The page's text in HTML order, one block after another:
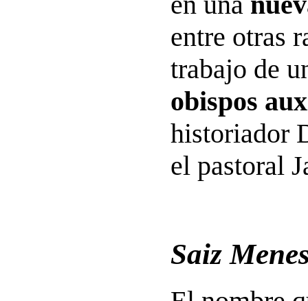
entre otras
trabajo de
obispos
historiador
el pastoral
Saiz